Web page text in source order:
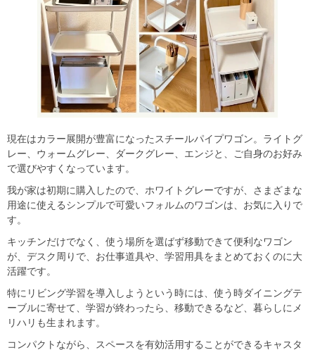
現在はカラー展開が豊富になったスチールパイプワゴン。ライトグ
レー、ウォームグレー、ダークグレー、エンジと、ご自身のお好み
で選びやすくなっています。
我が家は初期に購入したので、ホワイトグレーですが、さまざまな
用途に使えるシンプルで可愛いフォルムのワゴンは、お気に入りで
す。
キッチンだけでなく、使う場所を選ばず移動できて便利なワゴン
が、デスク周りで、お仕事道具や、学習用具をまとめておくのに大
活躍です。
特にリビング学習を導入しようという時には、使う時ダイニングテ
ーブルに寄せて、学習が終わったら、移動できるなど、暮らしにメ
リハリも生まれます。
コンパクトながら、スペースを有効活用することができるキャスタ